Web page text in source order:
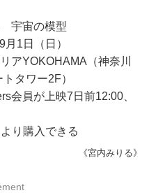
宇宙の模型
1日（日）
アYOKOHAMA（神奈川
タワー2F）
会員が上映7日前12:00、
り購入できる
《宮内みりる》